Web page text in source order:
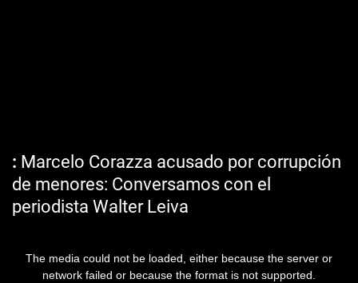
Marcelo Corazza acusado por corrupción
de menores: Conversamos con el
periodista Walter Leiva
The media could not be loaded, either because the server or
network failed or because the format is not supported.